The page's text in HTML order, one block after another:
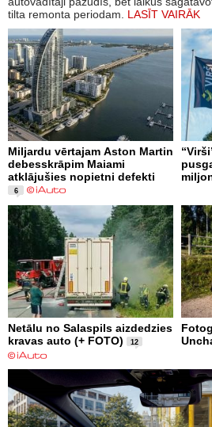
tilta remonta periodam. LASĪT VAIRĀK
Miljardu vērtajam Aston Martin
debesskrāpim Maiami
atklājušies nopietni defekti
6
Netālu no Salaspils aizdedzies
kravas auto (+ FOTO)
12